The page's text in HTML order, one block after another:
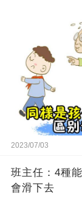
2023/07/03
班主任：4種
會滑下去